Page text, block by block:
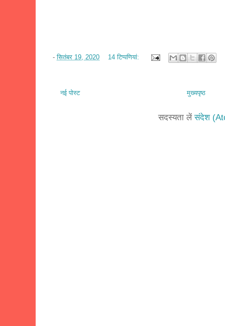
-सितंबर 19, 2020 14 टिप्‍पणियां:
नई पोस्ट मुख्यपृष्ठ
सदस्यता लेंसंदेश